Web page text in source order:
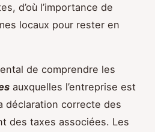
d’où l’importance de
locaux pour rester en
de comprendre les
auxquelles l’entreprise est
déclaration correcte des
des taxes associées. Les